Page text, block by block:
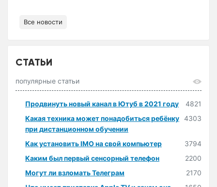
Все новости
СТАТЬИ
популярные статьи
Продвинуть новый канал в Ютуб в 2021 году
4821
Какая техника может понадобиться ребёнку
при дистанционном обучении
4303
Как установить IMO на свой компьютер
3794
Каким был первый сенсорный телефон
2200
Могут ли взломать Телеграм
2170